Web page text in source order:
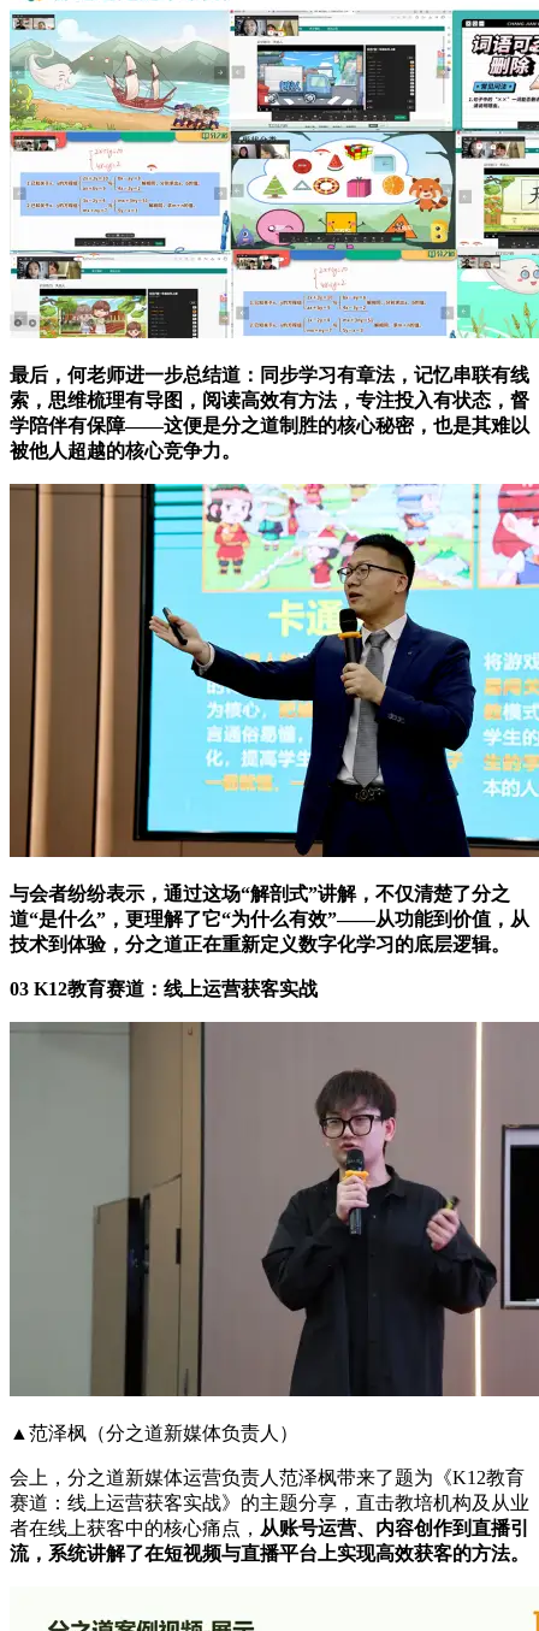
最后，何老师进一步总结道：同步学习有章法，记忆串联有线
索，思维梳理有导图，阅读高效有方法，专注投入有状态，督
学陪伴有保障——这便是分之道制胜的核心秘密，也是其难以
被他人超越的核心竞争力。
与会者纷纷表示，通过这场“解剖式”讲解，不仅清楚了分之
道“是什么”，更理解了它“为什么有效”——从功能到价值，从
技术到体验，分之道正在重新定义数字化学习的底层逻辑。
03 K12教育赛道：线上运营获客实战
▲范泽枫（分之道新媒体负责人）
会上，分之道新媒体运营负责人范泽枫带来了题为《K12教育
赛道：线上运营获客实战》的主题分享，直击教培机构及从业
者在线上获客中的核心痛点， 从账号运营、内容创作到直播引
流，系统讲解了在短视频与直播平台上实现高效获客的方法。